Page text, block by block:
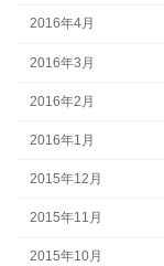
2016年4月
2016年3月
2016年2月
2016年1月
2015年12月
2015年11月
2015年10月